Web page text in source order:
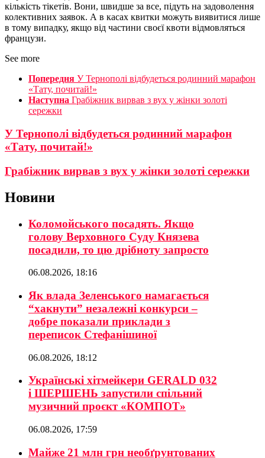
кількість тікетів. Вони, швидше за все, підуть на задоволення
колективних заявок. А в касах квитки можуть виявитися лише
в тому випадку, якщо від частини своєї квоти відмовляться
французи.
See more
Попередня У Тернополі відбудеться родинний марафон
«Тату, почитай!»
Наступна Грабіжник вирвав з вух у жінки золоті
сережки
У Тернополі відбудеться родинний марафон
«Тату, почитай!»
Грабіжник вирвав з вух у жінки золоті сережки
Новини
Коломойського посадять. Якщо
голову Верховного Суду Князева
посадили, то цю дрібноту запросто
06.08.2026, 18:16
Як влада Зеленського намагається
“хакнути” незалежні конкурси –
добре показали приклади з
переписок Стефанішиної
06.08.2026, 18:12
Українські хітмейкери GERALD 032
і ШЕРШЕНЬ запустили спільний
музичний проєкт «КОМПОТ»
06.08.2026, 17:59
Майже 21 млн грн необґрунтованих